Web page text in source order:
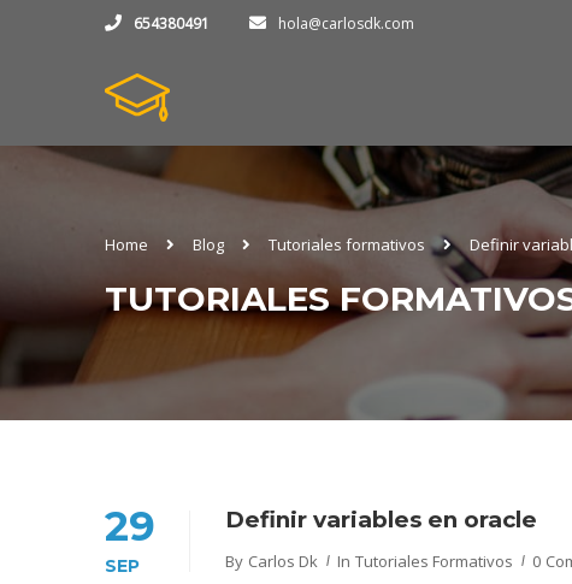
654380491 hola@carlosdk.com
Home Blog Tutoriales formativos Definir
TUTORIALES
29
SEP
Definir variables en oracle
By Carlos Dk In Tutoriales Formativos 0